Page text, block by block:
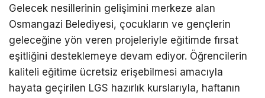
Gelecek nesillerinin gelişimini merkeze alan
Osmangazi Belediyesi, çocukların ve gençlerin
geleceğine yön veren projeleriyle eğitimde fırsat
eşitliğini desteklemeye devam ediyor. Öğrencilerin
kaliteli eğitime ücretsiz erişebilmesi amacıyla
hayata geçirilen LGS hazırlık kurslarıyla, haftanın